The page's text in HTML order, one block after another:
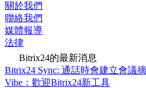
關於我們
聯絡我們
媒體報導
法律
Bitrix24的最新消息
Bitrix24 Sync: 通話時會建立會議
Vibe：歡迎Bitrix24新工具